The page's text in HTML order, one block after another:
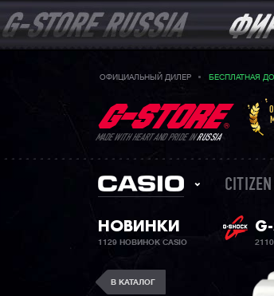
ОФИЦИАЛЬНЫЙ ДИЛЕР БЕСПЛАТНАЯ
MADE WITH HEART AND PRIDE INRUSSIA
CITIZEN
НОВИНКИ
1129 НОВИНОК CASIO
В КАТАЛОГ